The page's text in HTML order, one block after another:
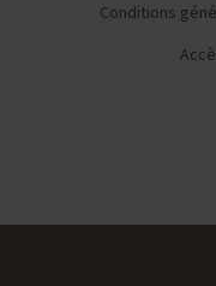
Conditions